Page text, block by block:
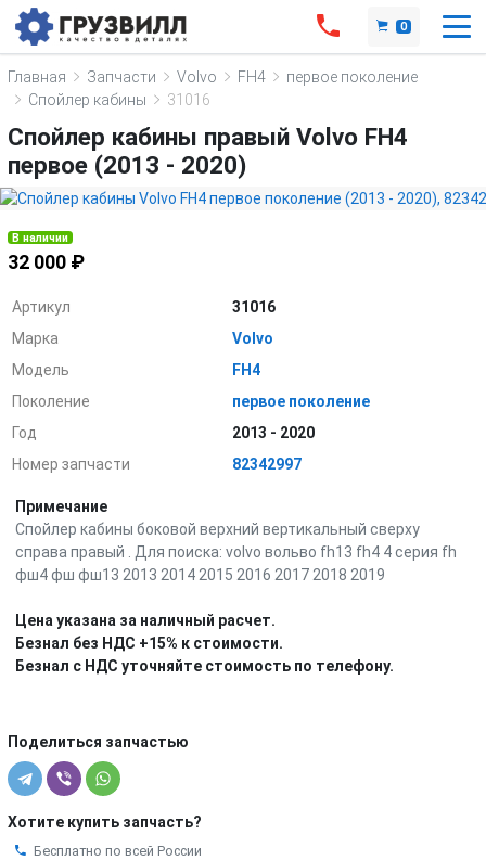
0
Главная Запчасти Volvo FH4
первое поколение
Спойлер кабины
31016
Спойлер кабины правый Volvo FH4
первое (2013 - 2020)
В наличии
32 000 ₽
Артикул
31016
Марка
Volvo
Модель
FH4
Поколение
первое поколение
Год
2013 - 2020
Номер запчасти
82342997
Примечание
Спойлер кабины боковой верхний вертикальный сверху
справа правый . Для поиска: volvo вольво fh13 fh4 4 серия fh
фш4 фш фш13 2013 2014 2015 2016 2017 2018 2019
Цена указана за наличный расчет.
Безнал без НДС +15% к стоимости.
Безнал с НДС уточняйте стоимость по телефону.
Поделиться запчастью
Хотите купить запчасть?
Бесплатно по всей России